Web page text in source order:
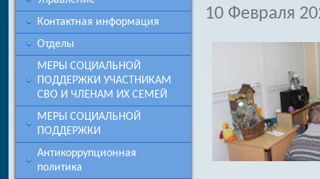
Контактная информация
Отделы
МЕРЫ СОЦИАЛЬНОЙ
ПОДДЕРЖКИ УЧАСТНИКАМ
СВО И ЧЛЕНАМ ИХ СЕМЕЙ
МЕРЫ СОЦИАЛЬНОЙ
ПОДДЕРЖКИ
Антикоррупционная
политика
10 Февраля